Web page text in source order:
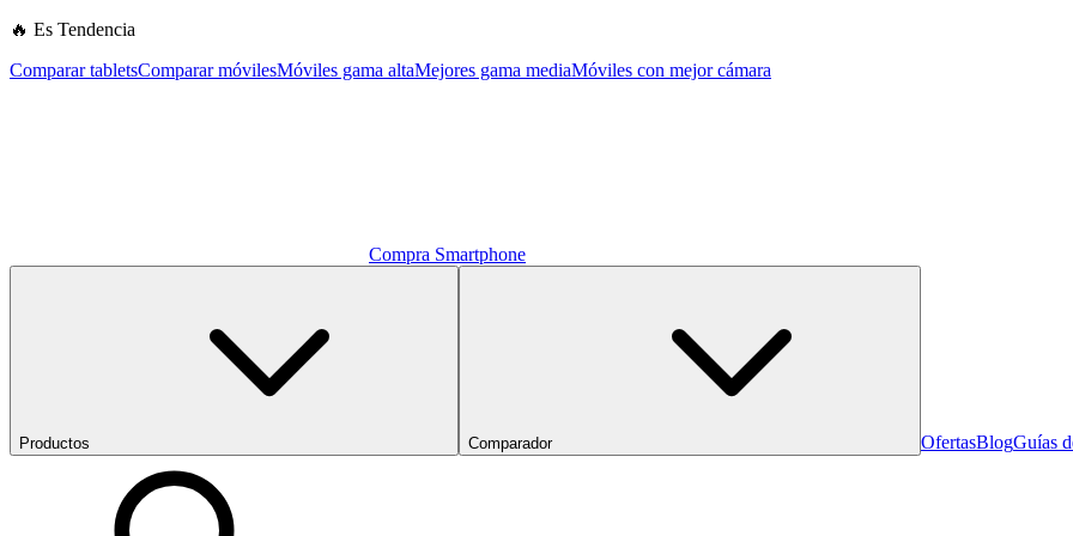
🔥 Es Tendencia
Comparar tabletsComparar móvilesMóviles gama altaMejores gama mediaMóviles con mejor cámara
Compra Smartphone
Productos Comparador OfertasBlogGuías